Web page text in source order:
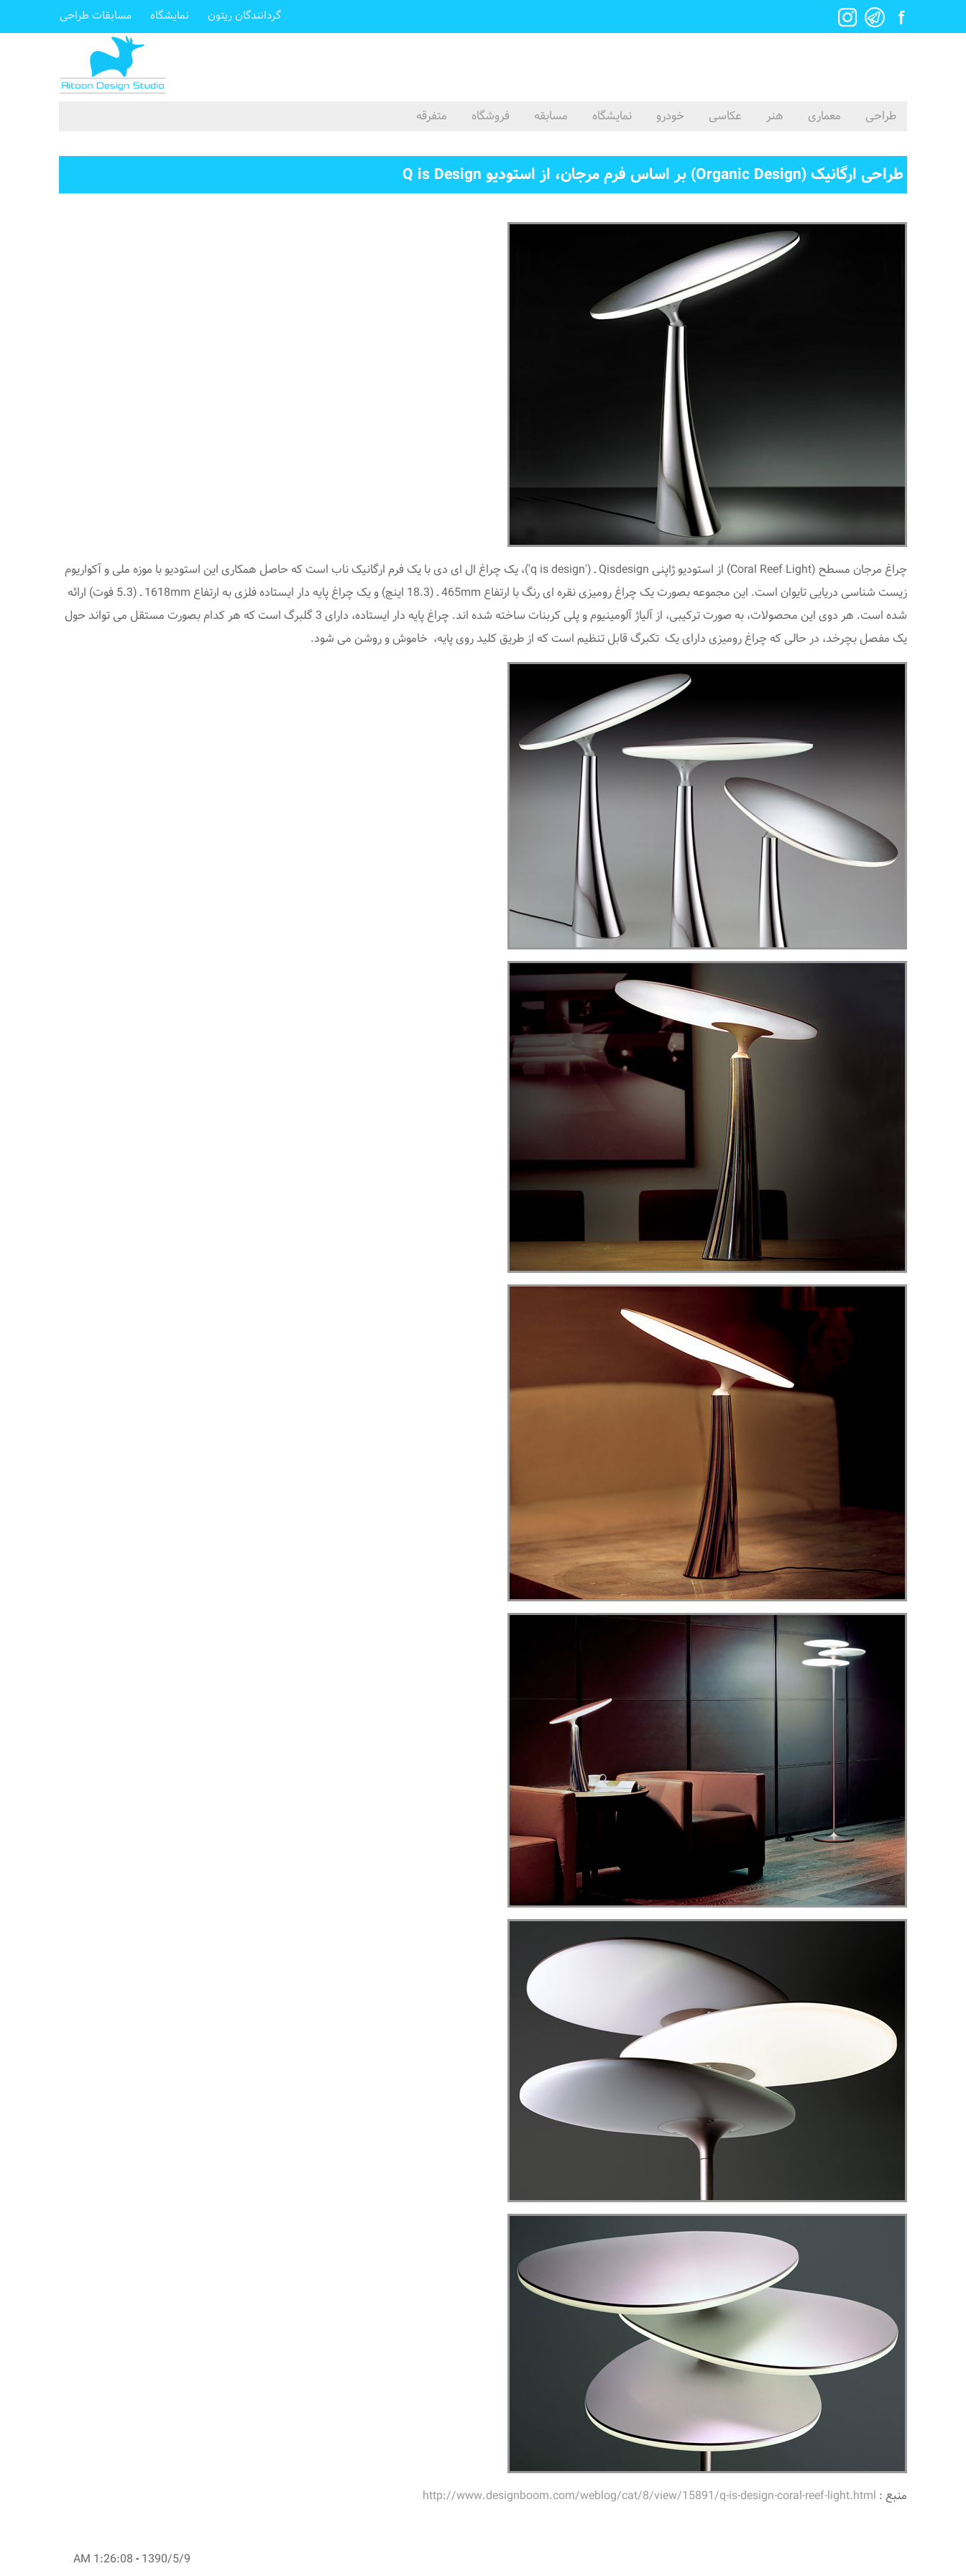
گردانندگان ریتون نمایشگاه مسابقات طراحی
طراحی معماری هنر عکاسی خودرو نمایشگاه مسابقه فروشگاه متفرقه
طراحی ارگانیک (Organic Design) بر اساس فرم مرجان، از استودیو Q is Design
چراغ مرجان مسطح (Coral Reef Light) از استودیو ژاپنی Qisdesign ـ ('q is design')، یک چراغ ال ای دی با یک فرم ارگانیک ناب است که حاصل همکاری این استودیو با موزه ملی و آکواریوم
زیست شناسی دریایی تایوان است. این مجموعه بصورت یک چراغ رومیزی نقره ای رنگ با ارتفاع 465mm ـ (18.3 اینچ) و یک چراغ پایه دار ایستاده فلزی به ارتفاع 1618mm ـ (5.3 فوت) ارائه
شده است. هر دوی این محصولات، به صورت ترکیبی، از آلیاژ آلومینیوم و پلی کربنات ساخته شده اند. چراغ پایه دار ایستاده، دارای 3 گلبرگ است که هر کدام بصورت مستقل می تواند حول
یک مفصل بچرخد، در حالی که چراغ رومیزی دارای یک تکبرگ قابل تنظیم است که از طریق کلید روی پایه، خاموش و روشن می شود.
منبع : http://www.designboom.com/weblog/cat/8/view/15891/q-is-design-coral-reef-light.html
1390/5/9
-
1:26:08 AM